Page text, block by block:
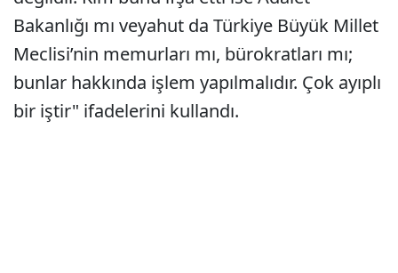
Bakanlığı mı veyahut da Türkiye Büyük Millet
Meclisi’nin memurları mı, bürokratları mı;
bunlar hakkında işlem yapılmalıdır. Çok ayıplı
bir iştir" ifadelerini kullandı.